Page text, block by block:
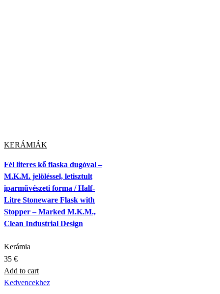
KERÁMIÁK
Fél literes kő flaska dugóval –
M.K.M. jelöléssel, letisztult
iparművészeti forma / Half-
Litre Stoneware Flask with
Stopper – Marked M.K.M.,
Clean Industrial Design
Kerámia
35 €
Add to cart
Kedvencekhez